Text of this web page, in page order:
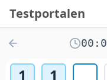
Testportalen
1 1